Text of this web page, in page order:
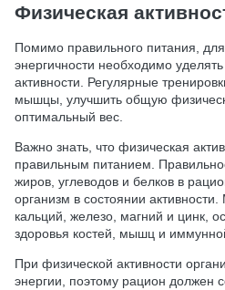
Физическая
Помимо правильного питания,
энергичности необходимо
активности. Регулярные
мышцы, улучшить общую
оптимальный вес.
Важно знать, что физическая
правильным питанием.
жиров, углеводов и белков в
организм в состоянии
кальций, железо, магний и цинк,
здоровья костей, мышц и
При физической активности
энергии, поэтому рацион должен